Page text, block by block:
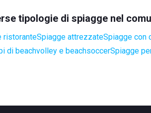
tipologie di spiagge nel
ristoranteSpiagge attrezzateSpiagge con
di beachvolley e beachsoccerSpiagge